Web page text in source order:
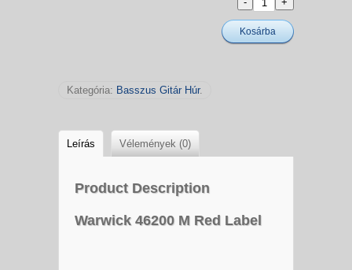
Kosárba
Kategória: Basszus Gitár Húr.
Leírás Vélemények (0)
Product Description
Warwick 46200 M Red Label